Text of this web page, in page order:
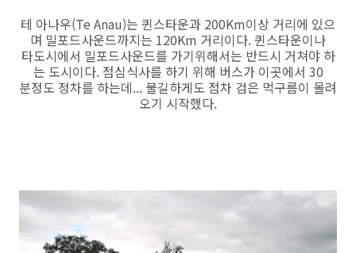
테 아나우(Te Anau)는 퀸스타운과 200Km이상 거리에 있으
며 밀포드사운드까지는 120Km 거리이다. 퀸스타운이나
타도시에서 밀포드사운드를 가기위해서는 반드시 거쳐야 하
는 도시이다. 점심식사를 하기 위해 버스가 이곳에서 30
분정도 정차를 하는데... 불길하게도 점차 검은 먹구름이 몰려
오기 시작했다.